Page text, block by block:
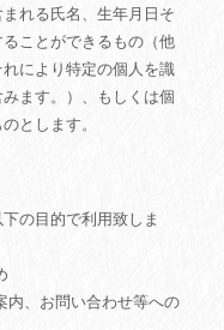
れる氏名、生年月日そ
ことができるもの（他
により特定の個人を識
ます。）、もしくは個
とします。
の目的で利用致しま
内、お問い合わせ等への